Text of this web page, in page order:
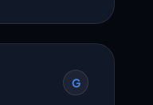
Die
werden G